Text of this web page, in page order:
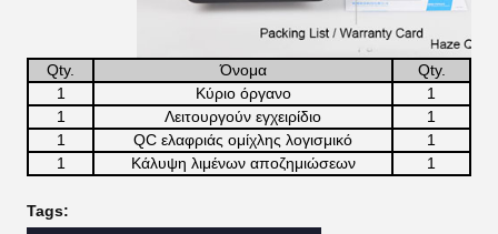
Qty. Όνομα
Qty.
1
Κύριο όργανο
1
1
Λειτουργούν εγχειρίδιο
1
1
QC ελαφριάς ομίχλης λογισμικό
1
1
Κάλυψη λιμένων αποζημιώσεων 1
Tags: